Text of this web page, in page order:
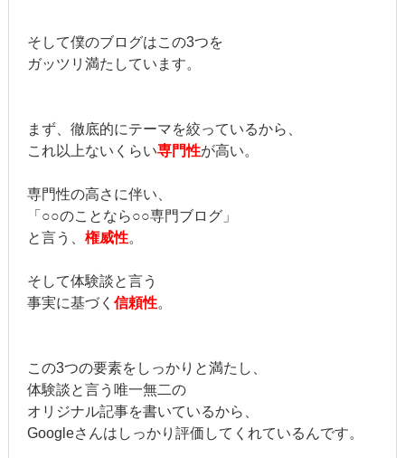
そして僕のブログはこの3つを
ガッツリ満たしています。
まず、徹底的にテーマを絞っているから、
これ以上ないくらい専門性が高い。
専門性の高さに伴い、
「○○のことなら○○専門ブログ」
と言う、 権威性。
そして体験談と言う
事実に基づく 信頼性。
この3つの要素をしっかりと満たし、
体験談と言う唯一無二の
オリジナル記事を書いているから、
Googleさんはしっかり評価してくれているんです。